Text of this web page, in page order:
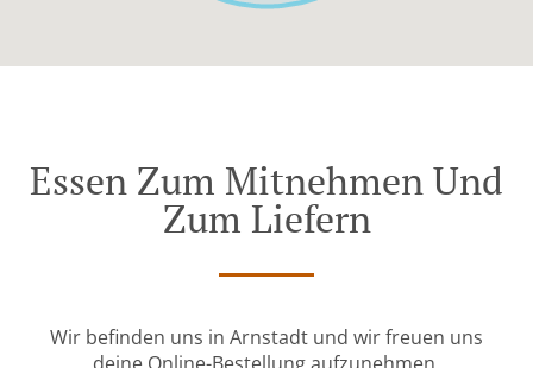
Essen Zum Mitnehmen Und
Zum Liefern
Wir befinden uns in Arnstadt und wir freuen uns